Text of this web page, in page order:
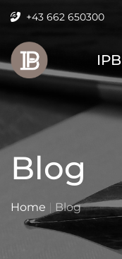
+43 662 650300
IPB
Blog
Home | Blog